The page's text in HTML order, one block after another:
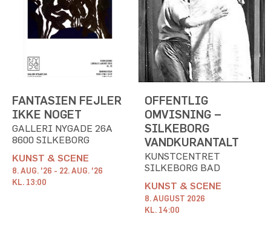
FANTASIEN FEJLER
IKKE NOGET
GALLERI NYGADE 26A
8600 SILKEBORG
KUNST & SCENE
8. AUG. '26 - 22. AUG. '26
KL. 13:00
OFFENTLIG
OMVISNING –
SILKEBORG
VANDKURANTALT
KUNSTCENTRET
SILKEBORG BAD
KUNST & SCENE
8. AUGUST 2026
KL. 14:00